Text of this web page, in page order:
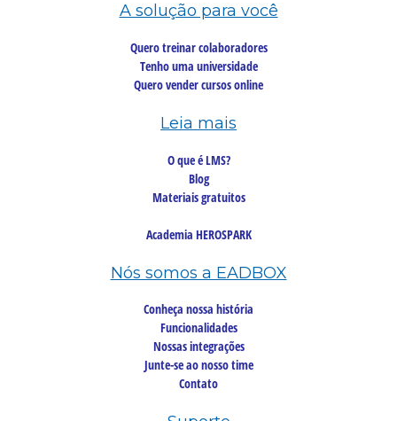
A solução para você
Quero treinar colaboradores
Tenho uma universidade
Quero vender cursos online
Leia mais
O que é LMS?
Blog
Materiais gratuitos
Academia HEROSPARK
Nós somos a EADBOX
Conheça nossa história
Funcionalidades
Nossas integrações
Junte-se ao nosso time
Contato